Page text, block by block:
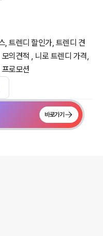
, 트렌디 할인가, 트렌디 견
의견적 , 니로 트렌디 가격,
로모션
바로가기